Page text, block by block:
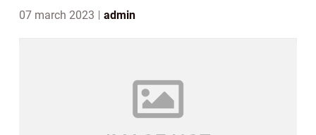
07 march 2023 admin